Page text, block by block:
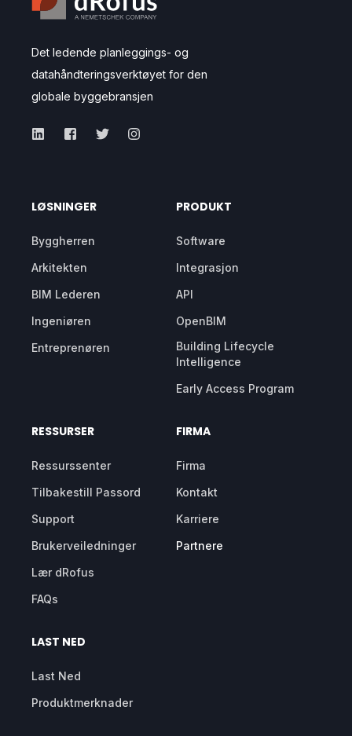
Det ledende planleggings- og
datahåndteringsverktøyet for den
globale byggebransjen
LØSNINGER
Byggherren
Arkitekten
BIM Lederen
Ingeniøren
Entreprenøren
PRODUKT
Software
Integrasjon
API
OpenBIM
Building Lifecycle
Intelligence
Early Access Program
RESSURSER
Ressurssenter
Tilbakestill Passord
Support
Brukerveiledninger
Lær dRofus
FAQs
FIRMA
Firma
Kontakt
Karriere
Partnere
LAST NED
Last Ned
Produktmerknader